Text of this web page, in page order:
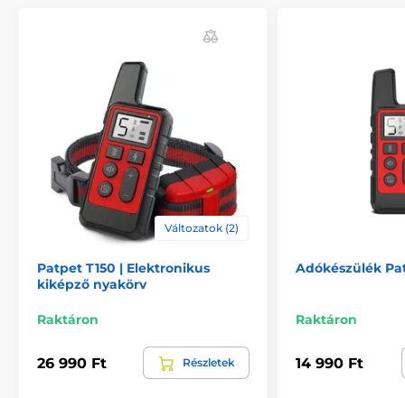
Változatok (2)
Patpet T150 | Elektronikus
kiképző nyakörv
Raktáron
26 990 Ft Részletek
Adókészülék
Raktáron
14 990 Ft